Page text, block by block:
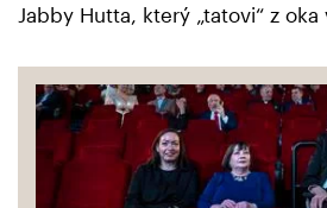
Jabby Hutta, který „tatovi“ z oka